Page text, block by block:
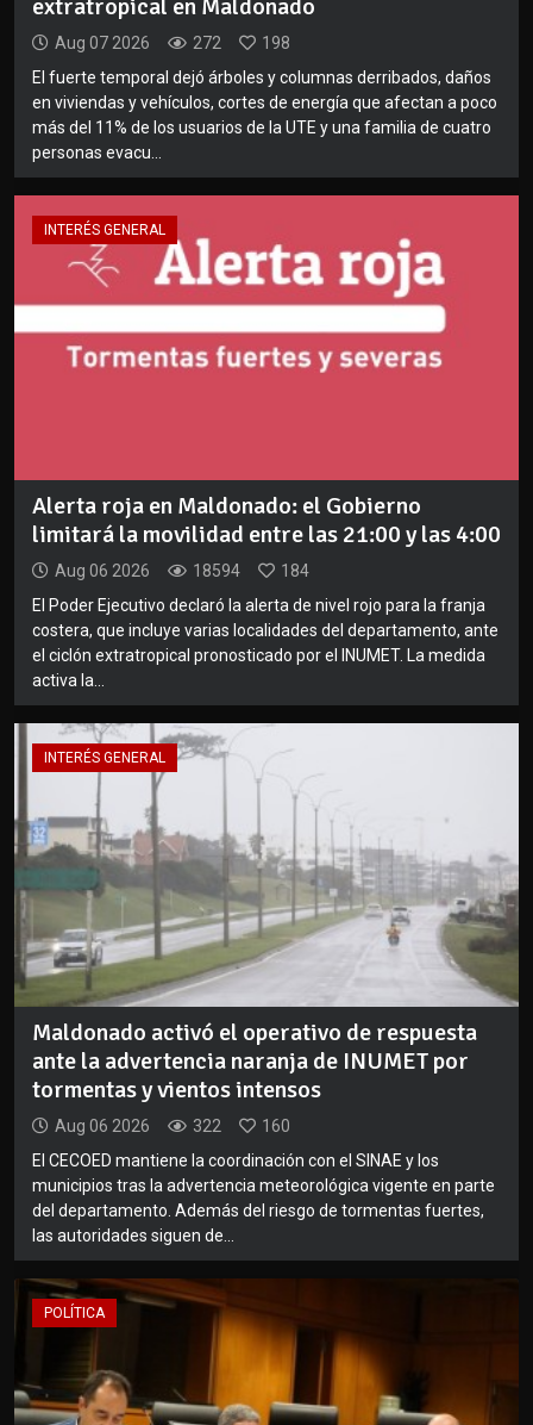
extratropical en Maldonado
Aug 07 2026 272
198
El fuerte temporal dejó árboles y columnas derribados, daños
en viviendas y vehículos, cortes de energía que afectan a poco
más del 11% de los usuarios de la UTE y una familia de cuatro
personas evacu...
INTERÉS GENERAL
Alerta roja en Maldonado: el Gobierno
limitará la movilidad entre las 21:00 y las 4:00
Aug 06 2026 18594
184
El Poder Ejecutivo declaró la alerta de nivel rojo para la franja
costera, que incluye varias localidades del departamento, ante
el ciclón extratropical pronosticado por el INUMET. La medida
activa la...
INTERÉS GENERAL
Maldonado activó el operativo de respuesta
ante la advertencia naranja de INUMET por
tormentas y vientos intensos
Aug 06 2026 322
160
El CECOED mantiene la coordinación con el SINAE y los
municipios tras la advertencia meteorológica vigente en parte
del departamento. Además del riesgo de tormentas fuertes,
las autoridades siguen de...
POLÍTICA